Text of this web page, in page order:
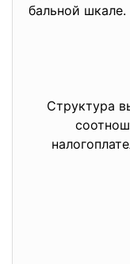
бальной шкале.
Структура